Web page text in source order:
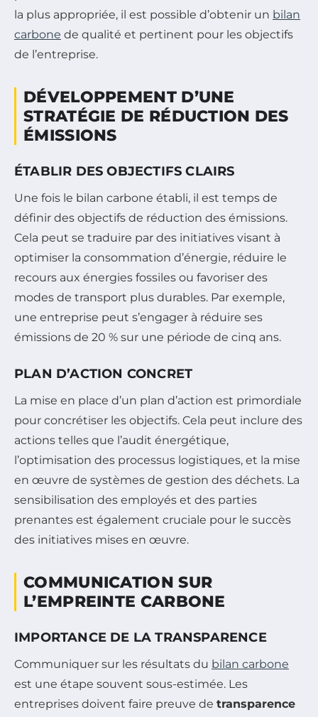
la plus appropriée, il est possible d’obtenir un bilan
carbone de qualité et pertinent pour les objectifs
de l’entreprise.
DÉVELOPPEMENT D’UNE
STRATÉGIE DE RÉDUCTION DES
ÉMISSIONS
ÉTABLIR DES OBJECTIFS CLAIRS
Une fois le bilan carbone établi, il est temps de
définir des objectifs de réduction des émissions.
Cela peut se traduire par des initiatives visant à
optimiser la consommation d’énergie, réduire le
recours aux énergies fossiles ou favoriser des
modes de transport plus durables. Par exemple,
une entreprise peut s’engager à réduire ses
émissions de 20 % sur une période de cinq ans.
PLAN D’ACTION CONCRET
La mise en place d’un plan d’action est primordiale
pour concrétiser les objectifs. Cela peut inclure des
actions telles que l’audit énergétique,
l’optimisation des processus logistiques, et la mise
en œuvre de systèmes de gestion des déchets. La
sensibilisation des employés et des parties
prenantes est également cruciale pour le succès
des initiatives mises en œuvre.
COMMUNICATION SUR
L’EMPREINTE CARBONE
IMPORTANCE DE LA TRANSPARENCE
Communiquer sur les résultats du bilan carbone
est une étape souvent sous-estimée. Les
entreprises doivent faire preuve de transparence